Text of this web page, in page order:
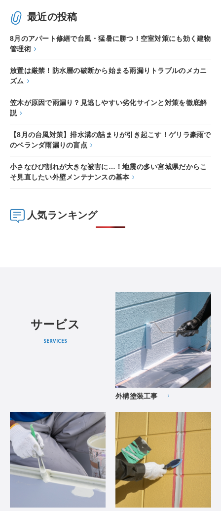
最近の投稿
8月のアパート修繕で台風・猛暑に勝つ！空室対策にも効く建物
管理術
放置は厳禁！防水層の破断から始まる雨漏りトラブルのメカニ
ズム
笠木が原因で雨漏り？見逃しやすい劣化サインと対策を徹底解
説
【8月の台風対策】排水溝の詰まりが引き起こす！ゲリラ豪雨で
のベランダ雨漏りの盲点
小さなひび割れが大きな被害に…！地震の多い宮城県だからこ
そ見直したい外壁メンテナンスの基本
人気ランキング
サービス
SERVICES
外構塗装工事